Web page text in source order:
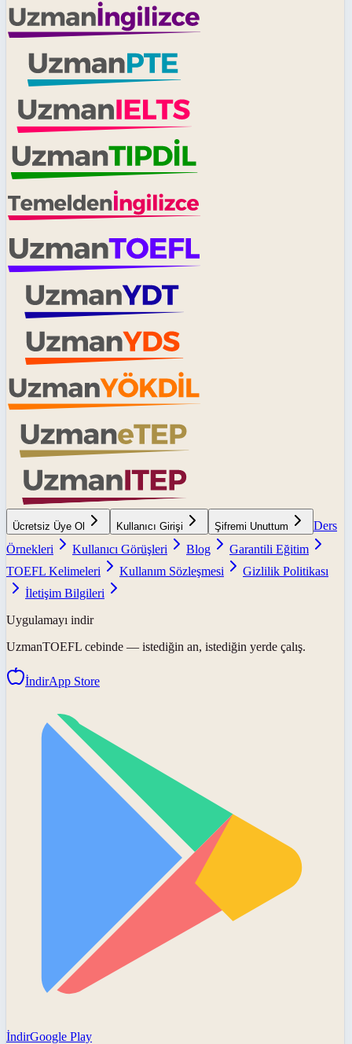
Ücretsiz Üye Ol Kullanıcı Girişi Şifremi Unuttum
Ders
Örnekleri
Kullanıcı Görüşleri Blog
Garantili Eğitim
TOEFL Kelimeleri
Kullanım Sözleşmesi
Gizlilik Politikası
İletişim Bilgileri
Uygulamayı indir
UzmanTOEFL cebinde — istediğin an, istediğin yerde çalış.
İndirApp Store
İndirGoogle Play